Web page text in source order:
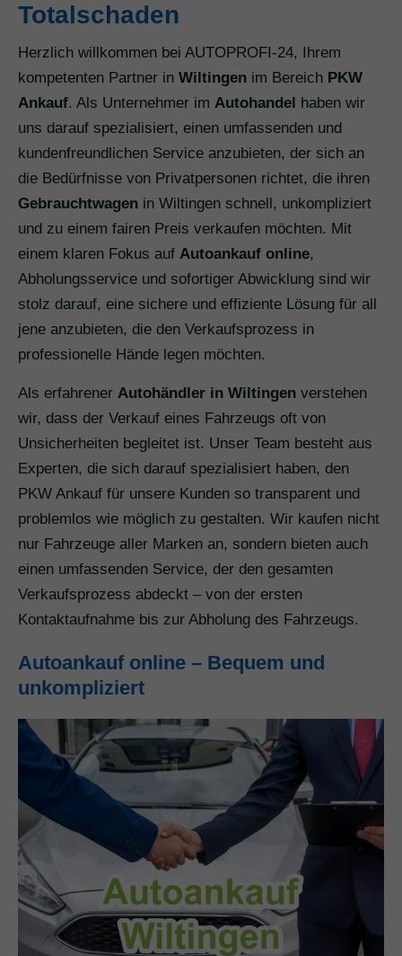
Totalschaden
Herzlich willkommen bei AUTOPROFI-24, Ihrem
kompetenten Partner in Wiltingen im Bereich PKW
Ankauf. Als Unternehmer im Autohandel haben wir
uns darauf spezialisiert, einen umfassenden und
kundenfreundlichen Service anzubieten, der sich an
die Bedürfnisse von Privatpersonen richtet, die ihren
Gebrauchtwagen in Wiltingen schnell, unkompliziert
und zu einem fairen Preis verkaufen möchten. Mit
einem klaren Fokus auf Autoankauf online,
Abholungsservice und sofortiger Abwicklung sind wir
stolz darauf, eine sichere und effiziente Lösung für all
jene anzubieten, die den Verkaufsprozess in
professionelle Hände legen möchten.
Als erfahrener Autohändler in Wiltingen verstehen
wir, dass der Verkauf eines Fahrzeugs oft von
Unsicherheiten begleitet ist. Unser Team besteht aus
Experten, die sich darauf spezialisiert haben, den
PKW Ankauf für unsere Kunden so transparent und
problemlos wie möglich zu gestalten. Wir kaufen nicht
nur Fahrzeuge aller Marken an, sondern bieten auch
einen umfassenden Service, der den gesamten
Verkaufsprozess abdeckt – von der ersten
Kontaktaufnahme bis zur Abholung des Fahrzeugs.
Autoankauf online – Bequem und
unkompliziert